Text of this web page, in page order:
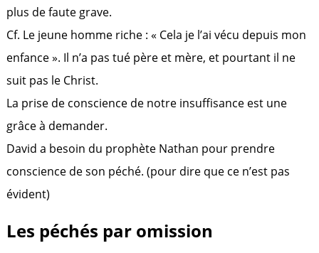
plus de faute grave.
Cf. Le jeune homme riche : « Cela je l’ai vécu depuis mon
enfance ». Il n’a pas tué père et mère, et pourtant il ne
suit pas le Christ.
La prise de conscience de notre insuffisance est une
grâce à demander.
David a besoin du prophète Nathan pour prendre
conscience de son péché. (pour dire que ce n’est pas
évident)
Les péchés par omission